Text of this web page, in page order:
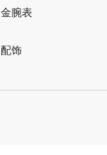
金腕表
配饰